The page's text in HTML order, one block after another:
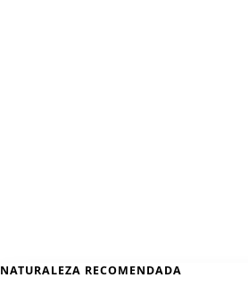
NATURALEZA RECOMENDADA